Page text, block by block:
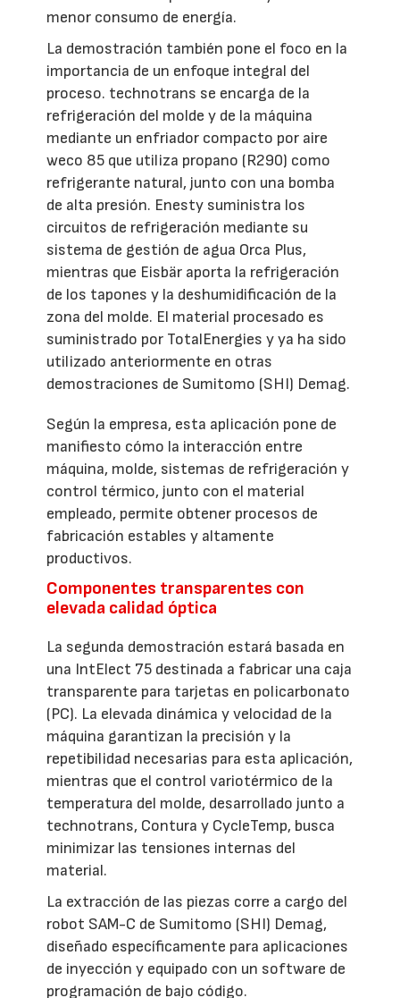
menor consumo de energía.
La demostración también pone el foco en la
importancia de un enfoque integral del
proceso. technotrans se encarga de la
refrigeración del molde y de la máquina
mediante un enfriador compacto por aire
weco 85 que utiliza propano (R290) como
refrigerante natural, junto con una bomba
de alta presión. Enesty suministra los
circuitos de refrigeración mediante su
sistema de gestión de agua Orca Plus,
mientras que Eisbär aporta la refrigeración
de los tapones y la deshumidificación de la
zona del molde. El material procesado es
suministrado por TotalEnergies y ya ha sido
utilizado anteriormente en otras
demostraciones de Sumitomo (SHI) Demag.
Según la empresa, esta aplicación pone de
manifiesto cómo la interacción entre
máquina, molde, sistemas de refrigeración y
control térmico, junto con el material
empleado, permite obtener procesos de
fabricación estables y altamente
productivos.
Componentes transparentes con
elevada calidad óptica
La segunda demostración estará basada en
una IntElect 75 destinada a fabricar una caja
transparente para tarjetas en policarbonato
(PC). La elevada dinámica y velocidad de la
máquina garantizan la precisión y la
repetibilidad necesarias para esta aplicación,
mientras que el control variotérmico de la
temperatura del molde, desarrollado junto a
technotrans, Contura y CycleTemp, busca
minimizar las tensiones internas del
material.
La extracción de las piezas corre a cargo del
robot SAM-C de Sumitomo (SHI) Demag,
diseñado específicamente para aplicaciones
de inyección y equipado con un software de
programación de bajo código.